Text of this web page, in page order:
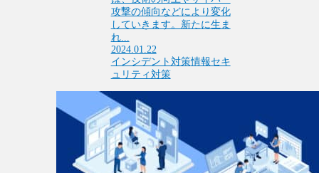
攻撃の傾向などにより変化
していきます。新たに生ま
れ...
2024.01.22
インシデント対策情報セキ
ュリティ対策